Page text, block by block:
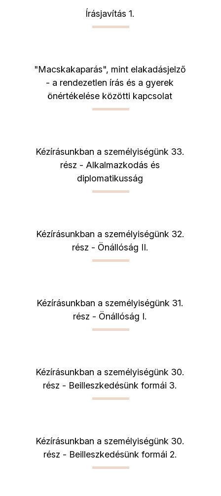
Írásjavítás 1.
"Macskakaparás", mint elakadásjelző
- a rendezetlen írás és a gyerek
önértékelése közötti kapcsolat
Kézírásunkban a személyiségünk 33.
rész - Alkalmazkodás és
diplomatikusság
Kézírásunkban a személyiségünk 32.
rész - Önállóság II.
Kézírásunkban a személyiségünk 31.
rész - Önállóság I.
Kézírásunkban a személyiségünk 30.
rész - Beilleszkedésünk formái 3.
Kézírásunkban a személyiségünk 30.
rész - Beilleszkedésünk formái 2.